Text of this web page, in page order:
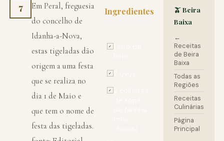
7
Em Peral, freguesia
do concelho de
Idanha-a-Nova,
estas tigeladas dão
origem a uma festa
que se realiza no
dia 1 de Maio e
que tem o nome de
festa das tigeladas.
Ingredientes
✓
✓
✓
🫒 Beira
Baixa
←
Receitas
de Beira
Baixa
Todas as
Regiões
Receitas
Culinárias
Página
Principal